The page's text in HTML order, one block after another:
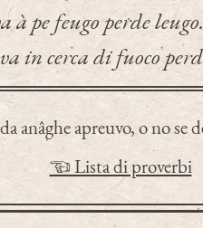
à pe feugo perde leugo.
in cerca di fuoco
anâghe apreuvo, o no se
☜ Lista di proverbi